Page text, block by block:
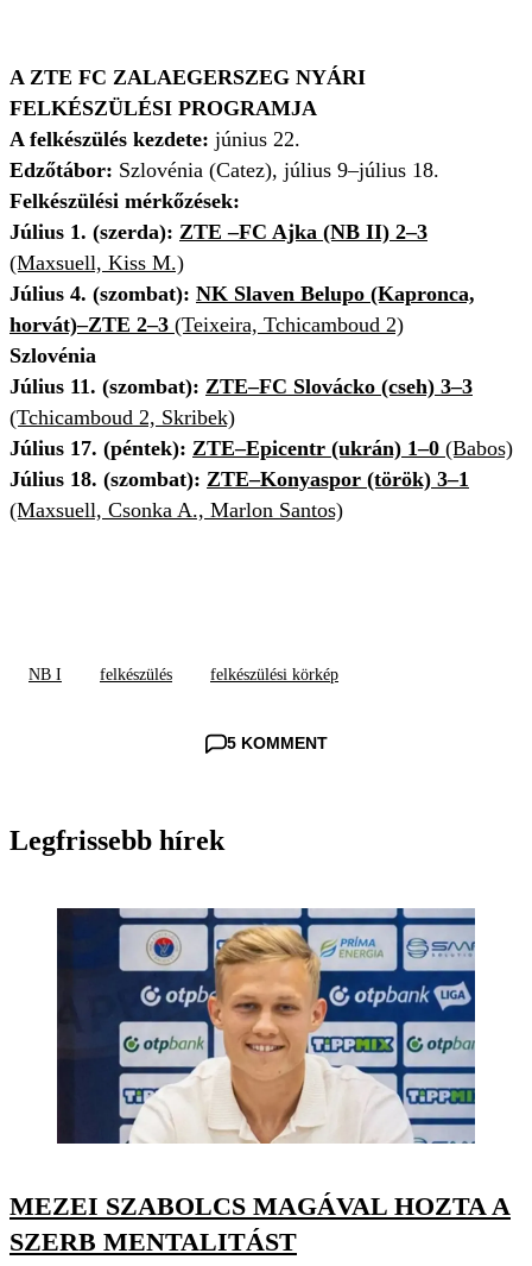
A ZTE FC ZALAEGERSZEG NYÁRI
FELKÉSZÜLÉSI PROGRAMJA
A felkészülés kezdete: június 22.
Edzőtábor: Szlovénia (Catez), július 9–július 18.
Felkészülési mérkőzések:
Július 1. (szerda): ZTE –FC Ajka (NB II) 2–3
(Maxsuell, Kiss M.)
Július 4. (szombat): NK Slaven Belupo (Kapronca,
horvát)–ZTE 2–3 (Teixeira, Tchicamboud 2)
Szlovénia
Július 11. (szombat): ZTE–FC Slovácko (cseh) 3–3
(Tchicamboud 2, Skribek)
Július 17. (péntek): ZTE–Epicentr (ukrán) 1–0 (Babos)
Július 18. (szombat): ZTE–Konyaspor (török) 3–1
(Maxsuell, Csonka A., Marlon Santos)
NB I felkészülés felkészülési körkép
5 KOMMENT
Legfrissebb hírek
MEZEI SZABOLCS MAGÁVAL HOZTA A
SZERB MENTALITÁST